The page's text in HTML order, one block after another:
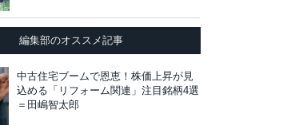
編集部のオススメ記事
中古住宅ブームで恩恵！株価上昇が見
込める「リフォーム関連」注目銘柄4選
＝田嶋智太郎